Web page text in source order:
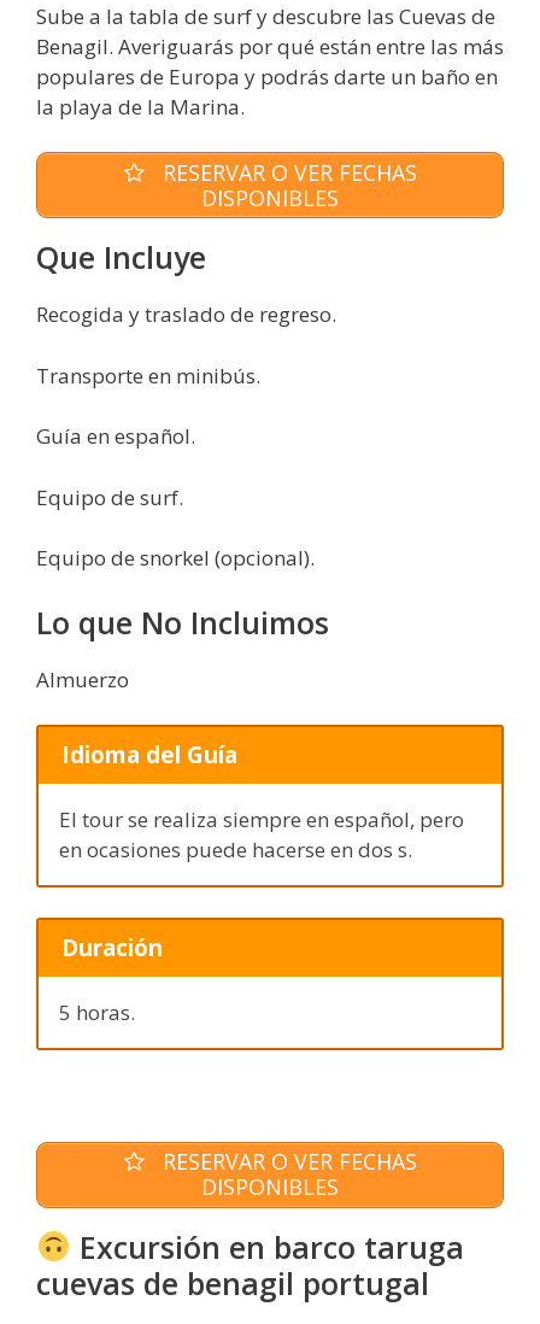
Sube a la tabla de surf y descubre las Cuevas de
Benagil. Averiguarás por qué están entre las más
populares de Europa y podrás darte un baño en
la playa de la Marina.
RESERVAR O VER FECHAS
DISPONIBLES
Que Incluye
Recogida y traslado de regreso.
Transporte en minibús.
Guía en español.
Equipo de surf.
Equipo de snorkel (opcional).
Lo que No Incluimos
Almuerzo
Idioma del Guía
El tour se realiza siempre en español, pero
en ocasiones puede hacerse en dos s.
Duración
5 horas.
RESERVAR O VER FECHAS
DISPONIBLES
Excursión en barco taruga
cuevas de benagil portugal